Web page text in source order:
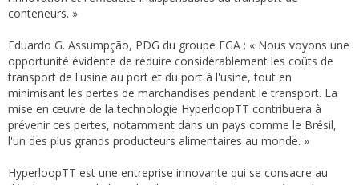
conteneurs. »
Eduardo G. Assumpção, PDG du groupe EGA : « Nous voyons une
opportunité évidente de réduire considérablement les coûts de
transport de l'usine au port et du port à l'usine, tout en
minimisant les pertes de marchandises pendant le transport. La
mise en œuvre de la technologie HyperloopTT contribuera à
prévenir ces pertes, notamment dans un pays comme le Brésil,
l'un des plus grands producteurs alimentaires au monde. »
HyperloopTT est une entreprise innovante qui se consacre au